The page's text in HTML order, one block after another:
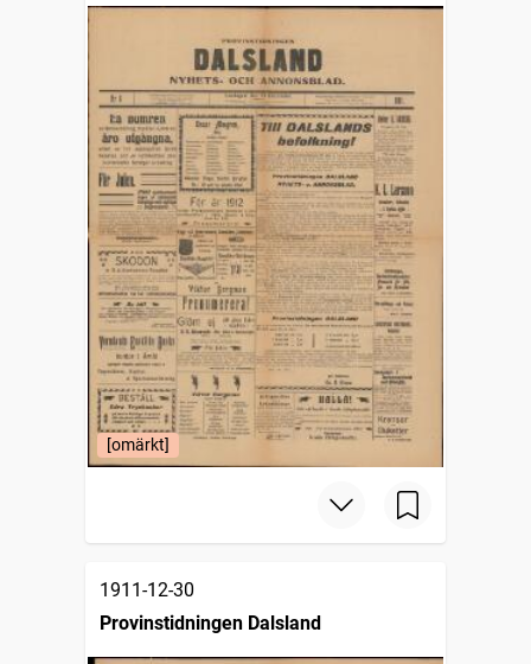
[omärkt]
1911-12-30
Provinstidningen Dalsland